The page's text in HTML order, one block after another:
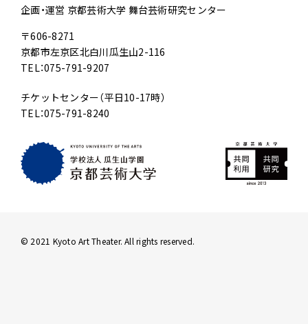
企画・運営 京都芸術大学 舞台芸術研究センター
〒606-8271
京都市左京区北白川瓜生山2-116
TEL：075-791-9207
チケットセンター（平日10-17時）
TEL：075-791-8240
© 2021 Kyoto Art Theater. All rights reserved.